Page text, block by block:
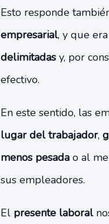
Esto responde
empresarial, y que
delimitadasy, por
efectivo.
En este sentido, las
lugar del trabajador,
menos pesadao al
sus empleadores.
El presente laboral